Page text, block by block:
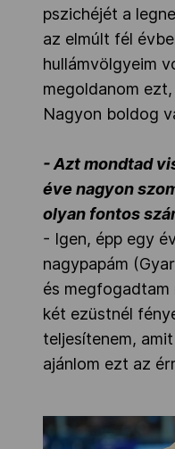
pszichéjét a
az elmúlt fél
hullámvölgyeim
megoldanom
Nagyon boldog
- Azt mondtad
éve nagyon
olyan fontos
- Igen, épp egy
nagypapám
és megfogadtam
két ezüstnél
teljesítenem,
ajánlom ezt az